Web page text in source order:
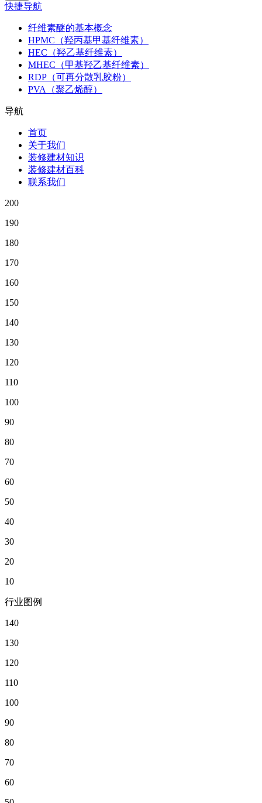
快捷导航
纤维素醚的基本概念
HPMC（羟丙基甲基纤维素）
HEC（羟乙基纤维素）
MHEC（甲基羟乙基纤维素）
RDP（可再分散乳胶粉）
PVA（聚乙烯醇）
导航
首页
关于我们
装修建材知识
装修建材百科
联系我们
200
190
180
170
160
150
140
130
120
110
100
90
80
70
60
50
40
30
20
10
行业图例
140
130
120
110
100
90
80
70
60